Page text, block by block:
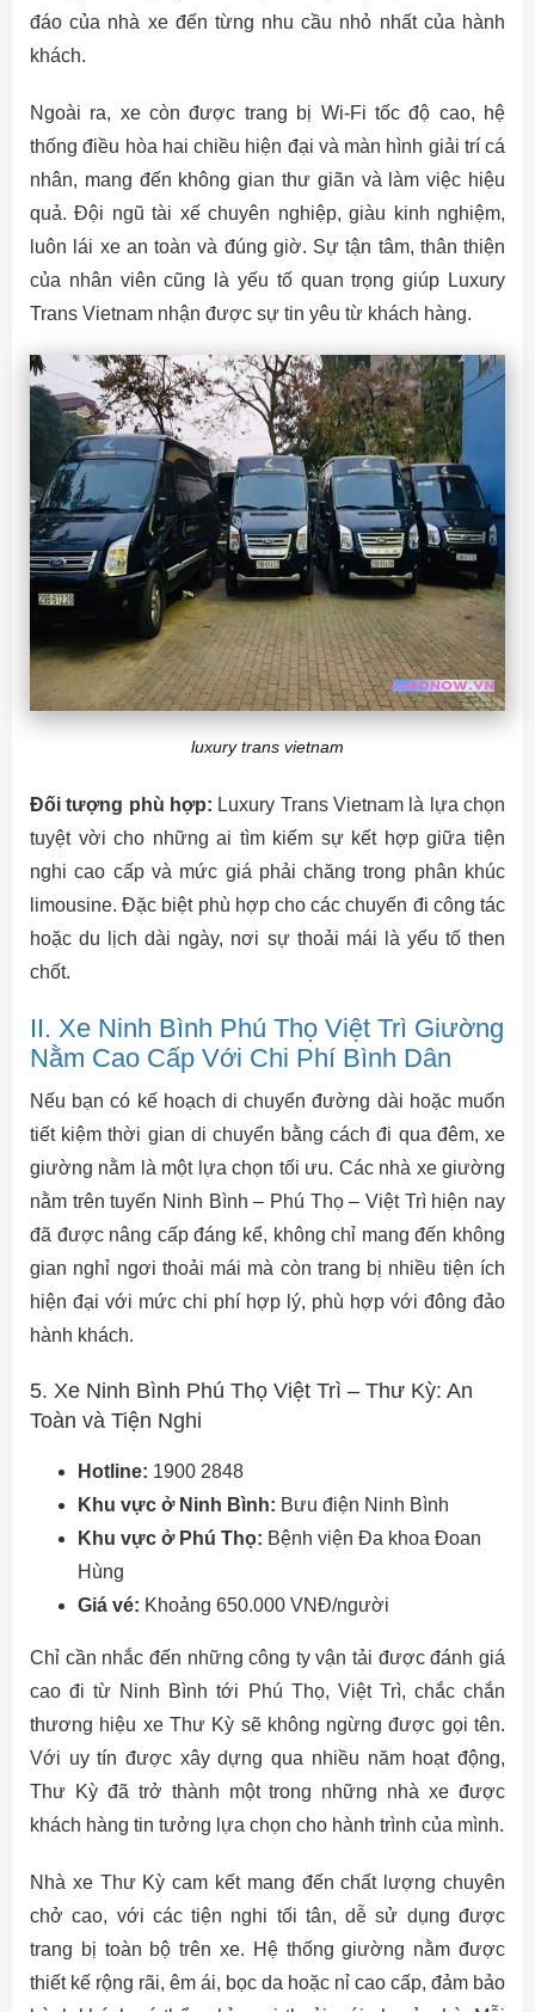
đáo của nhà xe đến từng nhu cầu nhỏ nhất của hành
khách.
Ngoài ra, xe còn được trang bị Wi-Fi tốc độ cao, hệ
thống điều hòa hai chiều hiện đại và màn hình giải trí cá
nhân, mang đến không gian thư giãn và làm việc hiệu
quả. Đội ngũ tài xế chuyên nghiệp, giàu kinh nghiệm,
luôn lái xe an toàn và đúng giờ. Sự tận tâm, thân thiện
của nhân viên cũng là yếu tố quan trọng giúp Luxury
Trans Vietnam nhận được sự tin yêu từ khách hàng.
luxury trans vietnam
Đối tượng phù hợp: Luxury Trans Vietnam là lựa chọn
tuyệt vời cho những ai tìm kiếm sự kết hợp giữa tiện
nghi cao cấp và mức giá phải chăng trong phân khúc
limousine. Đặc biệt phù hợp cho các chuyến đi công tác
hoặc du lịch dài ngày, nơi sự thoải mái là yếu tố then
chốt.
II. Xe Ninh Bình Phú Thọ Việt Trì Giường
Nằm Cao Cấp Với Chi Phí Bình Dân
Nếu bạn có kế hoạch di chuyển đường dài hoặc muốn
tiết kiệm thời gian di chuyển bằng cách đi qua đêm, xe
giường nằm là một lựa chọn tối ưu. Các nhà xe giường
nằm trên tuyến Ninh Bình – Phú Thọ – Việt Trì hiện nay
đã được nâng cấp đáng kể, không chỉ mang đến không
gian nghỉ ngơi thoải mái mà còn trang bị nhiều tiện ích
hiện đại với mức chi phí hợp lý, phù hợp với đông đảo
hành khách.
5. Xe Ninh Bình Phú Thọ Việt Trì – Thư Kỳ: An
Toàn và Tiện Nghi
Hotline: 1900 2848
Khu vực ở Ninh Bình: Bưu điện Ninh Bình
Khu vực ở Phú Thọ: Bệnh viện Đa khoa Đoan
Hùng
Giá vé: Khoảng 650.000 VNĐ/người
Chỉ cần nhắc đến những công ty vận tải được đánh giá
cao đi từ Ninh Bình tới Phú Thọ, Việt Trì, chắc chắn
thương hiệu xe Thư Kỳ sẽ không ngừng được gọi tên.
Với uy tín được xây dựng qua nhiều năm hoạt động,
Thư Kỳ đã trở thành một trong những nhà xe được
khách hàng tin tưởng lựa chọn cho hành trình của mình.
Nhà xe Thư Kỳ cam kết mang đến chất lượng chuyên
chở cao, với các tiện nghi tối tân, dễ sử dụng được
trang bị toàn bộ trên xe. Hệ thống giường nằm được
thiết kế rộng rãi, êm ái, bọc da hoặc nỉ cao cấp, đảm bảo